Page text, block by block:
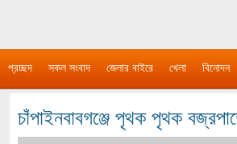
প্রচ্ছদ সকল সংবাদ জেলার বাইরে খেলা বিনোদন
চাঁপাইনবাবগঞ্জে পৃথক পৃথক